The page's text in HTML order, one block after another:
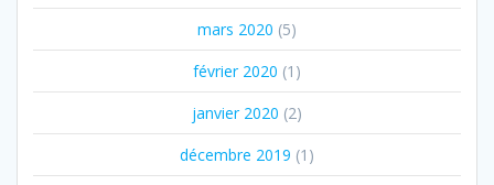
mars 2020 (5)
février 2020 (1)
janvier 2020 (2)
décembre 2019 (1)